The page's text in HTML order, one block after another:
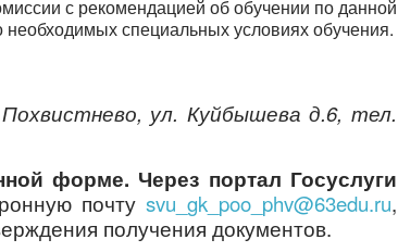
с рекомендацией об обучении по данной
специальных условиях обучения.
ул. Куйбышева д.6, тел.
форме. Через портал Госуслуги
почту svu_gk_poo_phv@63edu.ru,
получения документов.